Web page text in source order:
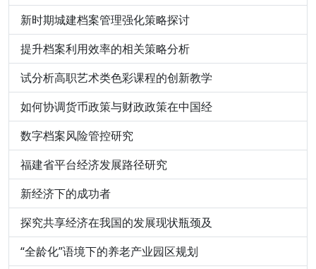
新时期城建档案管理强化策略探讨
提升档案利用效率的相关策略分析
试分析高职艺术类色彩课程的创新教学
如何协调货币政策与财政政策在中国经
数字档案风险管控研究
福建省平台经济发展路径研究
新经济下的成功者
探究共享经济在我国的发展现状瓶颈及
“全龄化”语境下的养老产业园区规划